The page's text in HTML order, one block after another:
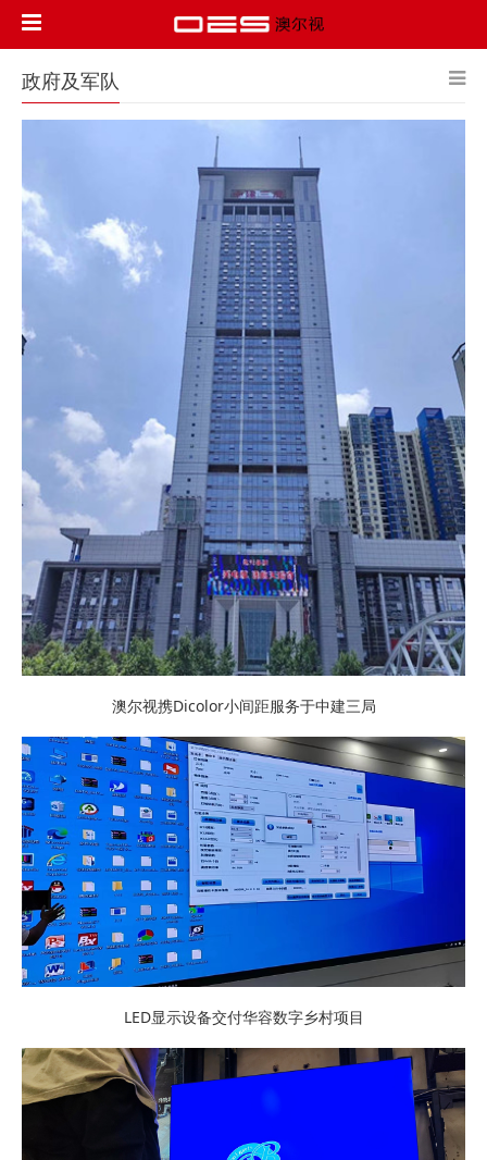
政府及军队
澳尔视携Dicolor小间距服务于中建三局
LED显示设备交付华容数字乡村项目